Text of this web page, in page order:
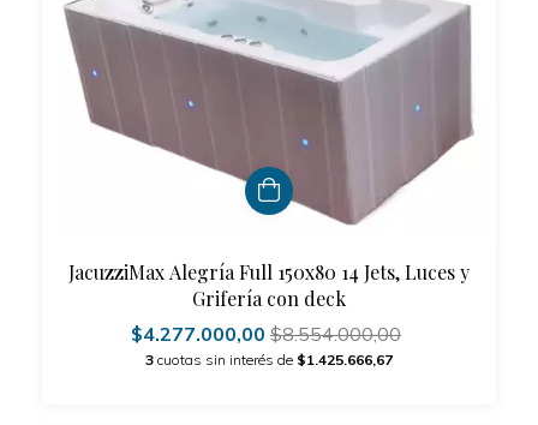
JacuzziMax Alegría Full 150x80 14 Jets, Luces y
Grifería con deck
$4.277.000,00 $8.554.000,00
3 cuotas sin interés de $1.425.666,67